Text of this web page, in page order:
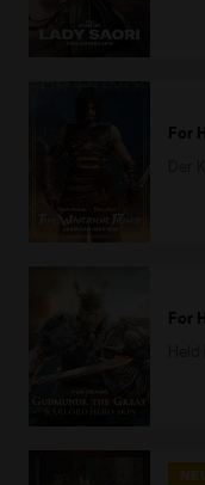
For
For